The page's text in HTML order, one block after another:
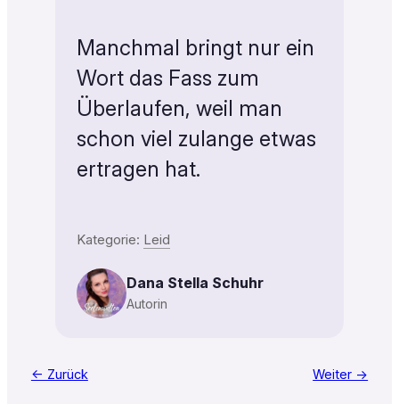
Manchmal bringt nur ein
Wort das Fass zum
Überlaufen, weil man
schon viel zulange etwas
ertragen hat.
Kategorie: Leid
Dana Stella Schuhr
Autorin
← Zurück Weiter →